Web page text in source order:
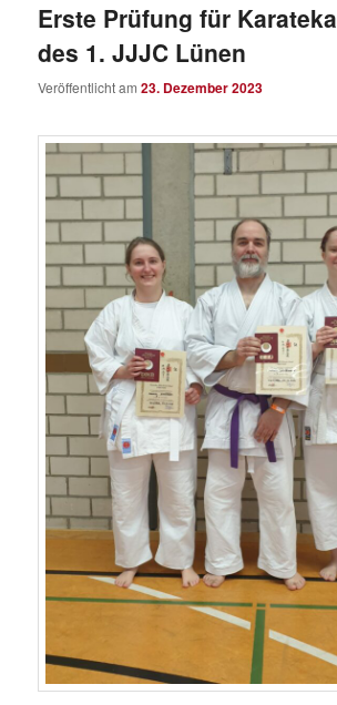
Erste Prüfung für Karateka
des 1. JJJC Lünen
Veröffentlicht am23. Dezember 2023